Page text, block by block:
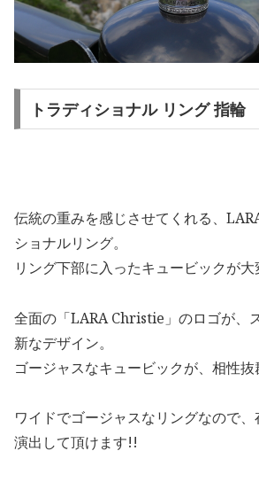
トラディショナル リング 指輪
伝統の重みを感じさせてくれる、
ショナルリング。
リング下部に入ったキュービックが大
全面の「LARA Christie」のロゴが、
新なデザイン。
ゴージャスなキュービックが、相性抜
ワイドでゴージャスなリングなので
演出して頂けます!!